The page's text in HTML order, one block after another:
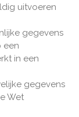
uitvoeren
gegevens
een
in een
gegevens
Wet